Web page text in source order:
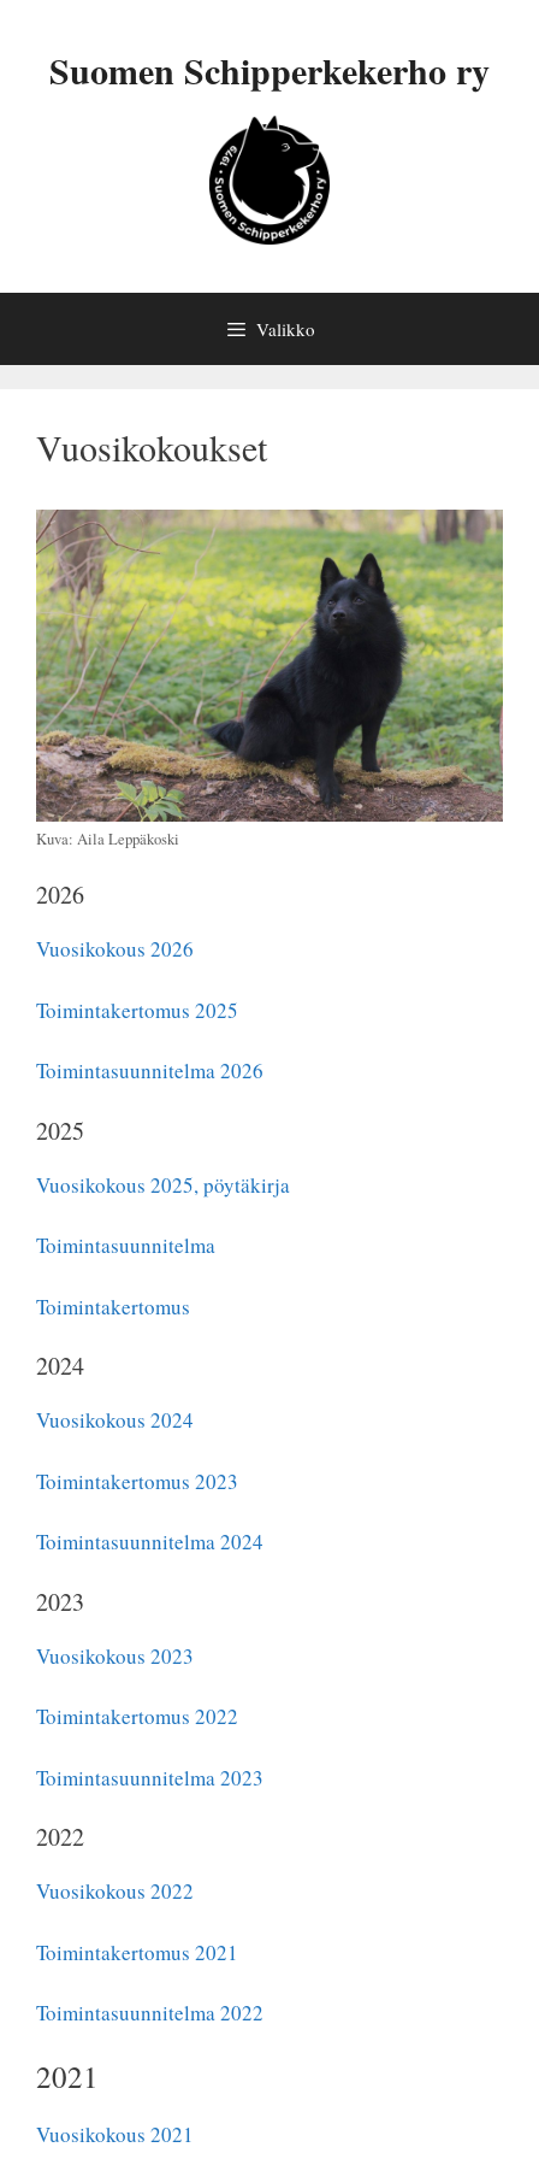
Suomen Schipperkekerho ry
Valikko
Vuosikokoukset
Kuva: Aila Leppäkoski
2026
Vuosikokous 2026
Toimintakertomus 2025
Toimintasuunnitelma 2026
2025
Vuosikokous 2025, pöytäkirja
Toimintasuunnitelma
Toimintakertomus
2024
Vuosikokous 2024
Toimintakertomus 2023
Toimintasuunnitelma 2024
2023
Vuosikokous 2023
Toimintakertomus 2022
Toimintasuunnitelma 2023
2022
Vuosikokous 2022
Toimintakertomus 2021
Toimintasuunnitelma 2022
2021
Vuosikokous 2021